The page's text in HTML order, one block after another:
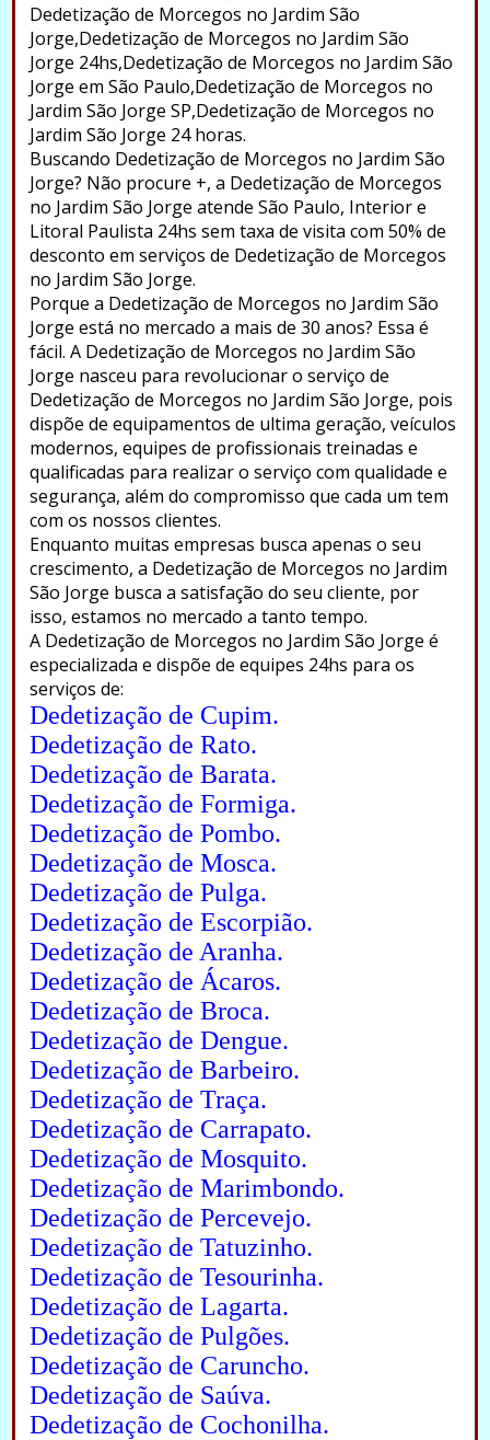
Dedetização de Morcegos no Jardim São
Jorge,Dedetização de Morcegos no Jardim São
Jorge 24hs,Dedetização de Morcegos no Jardim São
Jorge em São Paulo,Dedetização de Morcegos no
Jardim São Jorge SP,Dedetização de Morcegos no
Jardim São Jorge 24 horas.
Buscando Dedetização de Morcegos no Jardim São
Jorge? Não procure +, a Dedetização de Morcegos
no Jardim São Jorge atende São Paulo, Interior e
Litoral Paulista 24hs sem taxa de visita com 50% de
desconto em serviços de Dedetização de Morcegos
no Jardim São Jorge.
Porque a Dedetização de Morcegos no Jardim São
Jorge está no mercado a mais de 30 anos? Essa é
fácil. A Dedetização de Morcegos no Jardim São
Jorge nasceu para revolucionar o serviço de
Dedetização de Morcegos no Jardim São Jorge, pois
dispõe de equipamentos de ultima geração, veículos
modernos, equipes de profissionais treinadas e
qualificadas para realizar o serviço com qualidade e
segurança, além do compromisso que cada um tem
com os nossos clientes.
Enquanto muitas empresas busca apenas o seu
crescimento, a Dedetização de Morcegos no Jardim
São Jorge busca a satisfação do seu cliente, por
isso, estamos no mercado a tanto tempo.
A Dedetização de Morcegos no Jardim São Jorge é
especializada e dispõe de equipes 24hs para os
serviços de:
Dedetização de Cupim.
Dedetização de Rato.
Dedetização de Barata.
Dedetização de Formiga.
Dedetização de Pombo.
Dedetização de Mosca.
Dedetização de Pulga.
Dedetização de Escorpião.
Dedetização de Aranha.
Dedetização de Ácaros.
Dedetização de Broca.
Dedetização de Dengue.
Dedetização de Barbeiro.
Dedetização de Traça.
Dedetização de Carrapato.
Dedetização de Mosquito.
Dedetização de Marimbondo.
Dedetização de Percevejo.
Dedetização de Tatuzinho.
Dedetização de Tesourinha.
Dedetização de Lagarta.
Dedetização de Pulgões.
Dedetização de Caruncho.
Dedetização de Saúva.
Dedetização de Cochonilha.